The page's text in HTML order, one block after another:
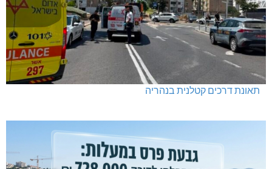
תאונת דרכים קטלנית בנהריה